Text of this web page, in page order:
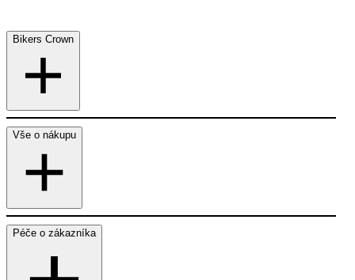
Bikers Crown
Vše o nákupu
Péče o zákazníka